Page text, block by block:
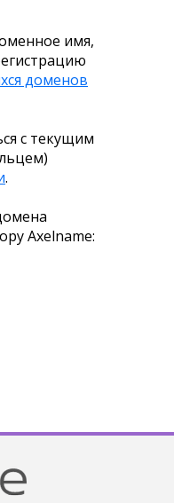
имя,
доменов
с текущим
.
Axelname: